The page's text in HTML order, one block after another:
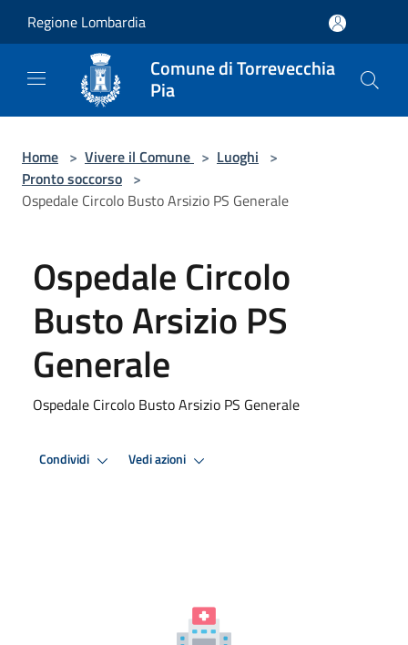
Regione Lombardia
Comune di Torrevecchia
Pia
Home > Vivere il Comune > Luoghi >
Pronto soccorso >
Ospedale Circolo Busto Arsizio PS Generale
Ospedale Circolo
Busto Arsizio PS
Generale
Ospedale Circolo Busto Arsizio PS Generale
Condividi Vedi azioni